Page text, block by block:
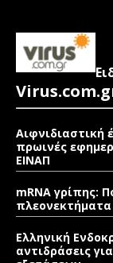
Αιφνιδιαστική
πρωινές
ΕΙΝΑΠ
mRNA γρίπης:
πλεονεκτήματα
Ελληνική
αντιδράσεις